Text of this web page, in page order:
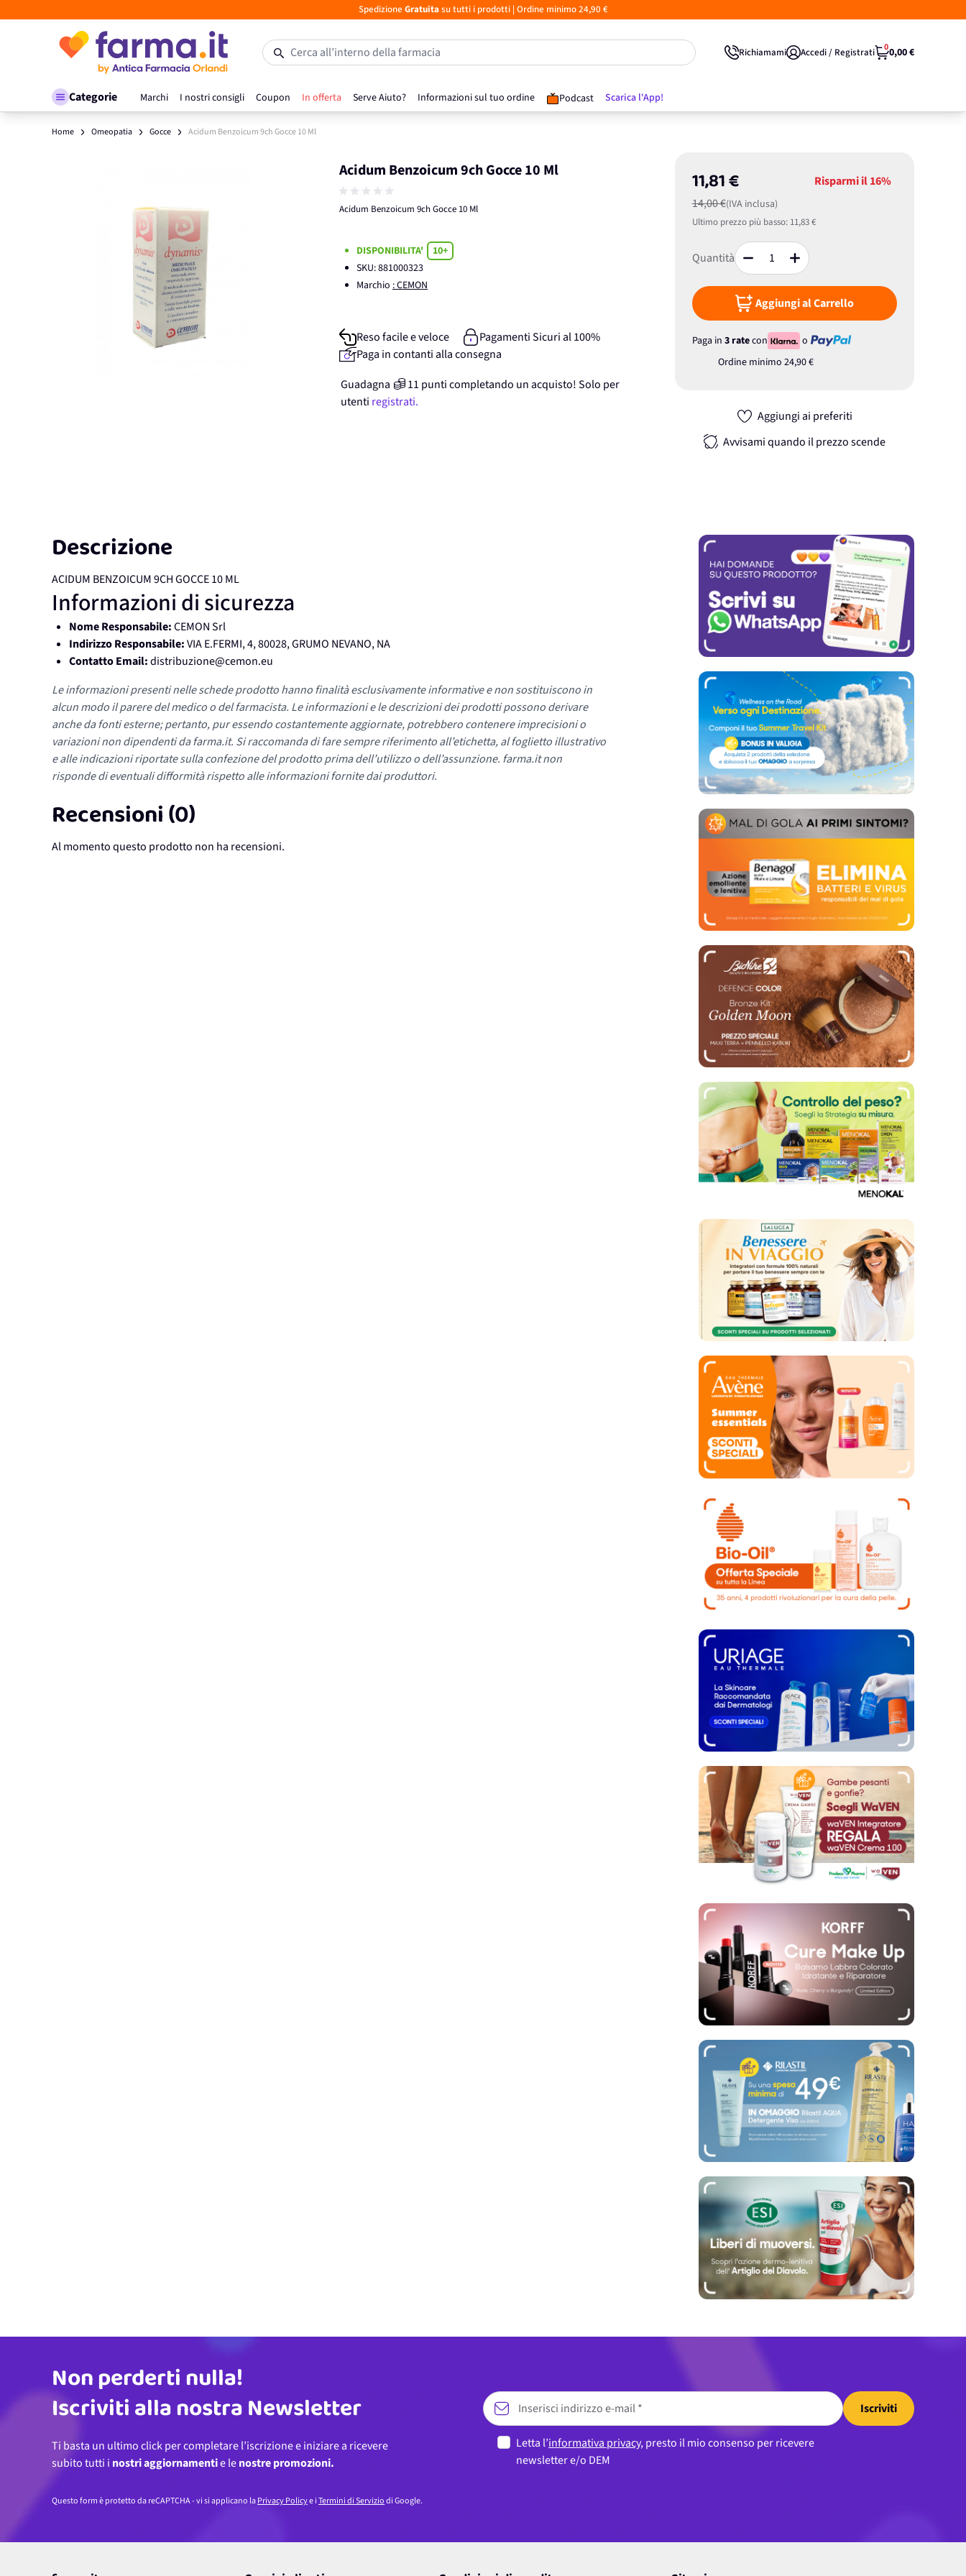
Spedizione Gratuita su tutti i prodotti| Ordine minimo 24,90 €
Salta al contenuto
Categorie Marchi I nostri consigli Coupon In offerta Serve Aiuto? Informazioni sul tuo ordine Podcast Scarica l'App!
Cerca all’interno della farmacia Richiamami Accedi / Registrati 00,00 €
Home Omeopatia Gocce Acidum Benzoicum 9ch Gocce 10 Ml
Acidum Benzoicum 9ch Gocce 10 Ml
Acidum Benzoicum 9ch Gocce 10 Ml
11,81 €
14,00 €(IVA inclusa)
Risparmi il16%
Ultimo prezzo più basso: 11,83 €
Quantità
Aggiungi al Carrello
Paga in 3 ratecon
o
Ordine minimo 24,90 €
Aggiungi ai preferiti
Avvisami quando il prezzo scende
DISPONIBILITA'
10+
SKU:881000323
Marchio : CEMON
Reso facile e veloce
Pagamenti Sicuri al 100%
Paga in contanti alla consegna
Guadagna
11 punticompletando un acquisto! Solo per
utenti registrati.
Descrizione
ACIDUM BENZOICUM 9CH GOCCE 10 ML
Informazioni di sicurezza
Nome Responsabile:CEMON Srl
Indirizzo Responsabile:VIA E.FERMI, 4, 80028, GRUMO NEVANO, NA
Contatto Email:distribuzione@cemon.eu
Le informazioni presenti nelle schede prodotto hanno finalità esclusivamente informative e non sostituiscono in
alcun modo il parere del medico o del farmacista. Le informazioni e le descrizioni dei prodotti possono derivare
anche da fonti esterne; pertanto, pur essendo costantemente aggiornate, potrebbero contenere imprecisioni o
variazioni non dipendenti da farma.it. Si raccomanda di fare sempre riferimento all’etichetta, al foglietto illustrativo
e alle indicazioni riportate sulla confezione del prodotto prima dell’utilizzo o dell’assunzione. farma.it non
risponde di eventuali difformità rispetto alle informazioni fornite dai produttori.
Recensioni (0)
Al momento questo prodotto non ha recensioni.
Indirizzo email
Non perderti nulla!
Iscriviti alla nostra Newsletter
Ti basta un ultimo click per completare l’iscrizione e iniziare a ricevere
subito tutti i nostri aggiornamentie lenostre promozioni.
Iscriviti
Letta l’informativa privacy, presto il mio consenso per ricevere
newsletter e/o DEM
Questo form è protetto da reCAPTCHA - vi si applicano laPrivacy Policye iTermini di Serviziodi Google.